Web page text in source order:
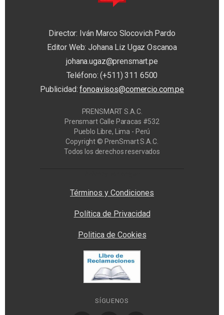
Director: Iván Marco Slocovich Pardo
Editor Web: Johana Liz Ugaz Oscanoa
johana.ugaz@prensmart.pe
Teléfono: (+511) 311 6500
Publicidad:fonoavisos@comercio.com.pe
PRENSMART S.A.C.
Prensmart Calle Paracas #532
Pueblo Libre, Lima - Perú
Copyright © PrenSmart S.A.C.
Todos los derechos reservados
Términos y Condiciones
Política de Privacidad
Politica de Cookies
SÍGUENOS